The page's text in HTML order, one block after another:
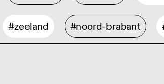
#zeeland #noord-brabant